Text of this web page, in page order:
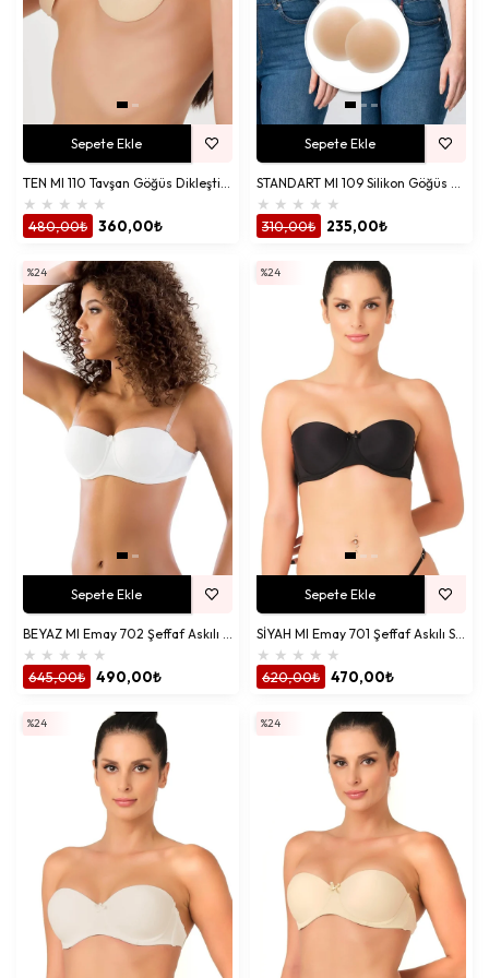
TEN MI 110 Tavşan Göğüs Dikleştirici Yapıştırma Sütyen
★ ★ ★ ★ ★
360,00₺
480,00₺
Sepete Ekle
STANDART MI 109 Silikon Göğüs Ucu Bandı (Nipple Pad)
★ ★ ★ ★ ★
235,00₺
310,00₺
Sepete Ekle
BEYAZ MI Emay 702 Şeffaf Askılı Push-Up Sütyen
★ ★ ★ ★ ★
490,00₺
645,00₺
Sepete Ekle
%24
SİYAH MI Emay 701 Şeffaf Askılı Sütyen
★ ★ ★ ★ ★
470,00₺
620,00₺
Sepete Ekle
%24
%24 %24